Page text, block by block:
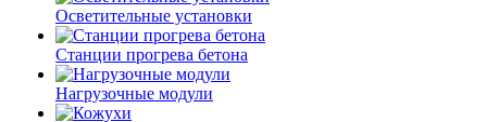
Осветительные установки
Станции прогрева бетона
Нагрузочные модули